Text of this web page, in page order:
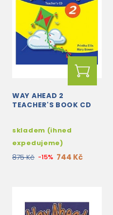
WAY AHEAD 2
TEACHER'S BOOK CD
skladem (ihned
expedujeme)
875 Kč -15% 744 Kč